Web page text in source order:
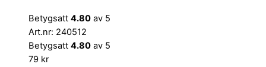
Betygsatt 4.80 av 5
Art.nr: 240512
Betygsatt 4.80 av 5
79 kr